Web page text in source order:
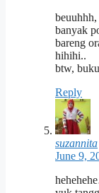
banyak
bareng
hihihi..
btw,
Reply
suzannita
June 9,